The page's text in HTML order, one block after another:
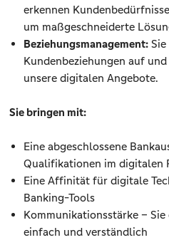
erkennen
um maßgeschneiderte
Beziehungsmanagement:
Kundenbeziehungen auf
unsere digitalen Angebote.
Sie bringen mit:
Eine abgeschlossene
Qualifikationen im digitalen
Eine Affinität für digitale
Banking-Tools
Kommunikationsstärke –
einfach und verständlich